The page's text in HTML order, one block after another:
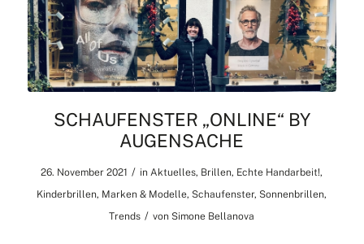
SCHAUFENSTER „ONLINE“ BY
AUGENSACHE
26. November 2021 / inAktuelles, Brillen, Echte Handarbeit!,
Kinderbrillen, Marken & Modelle, Schaufenster, Sonnenbrillen,
Trends / von Simone Bellanova